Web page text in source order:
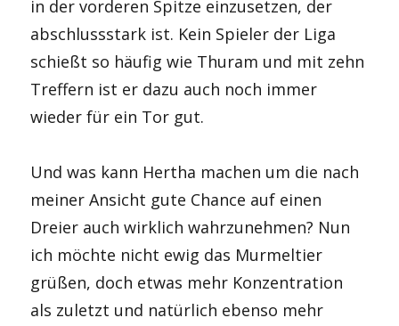
in der vorderen Spitze einzusetzen, der
abschlussstark ist. Kein Spieler der Liga
schießt so häufig wie Thuram und mit zehn
Treffern ist er dazu auch noch immer
wieder für ein Tor gut.
Und was kann Hertha machen um die nach
meiner Ansicht gute Chance auf einen
Dreier auch wirklich wahrzunehmen? Nun
ich möchte nicht ewig das Murmeltier
grüßen, doch etwas mehr Konzentration
als zuletzt und natürlich ebenso mehr